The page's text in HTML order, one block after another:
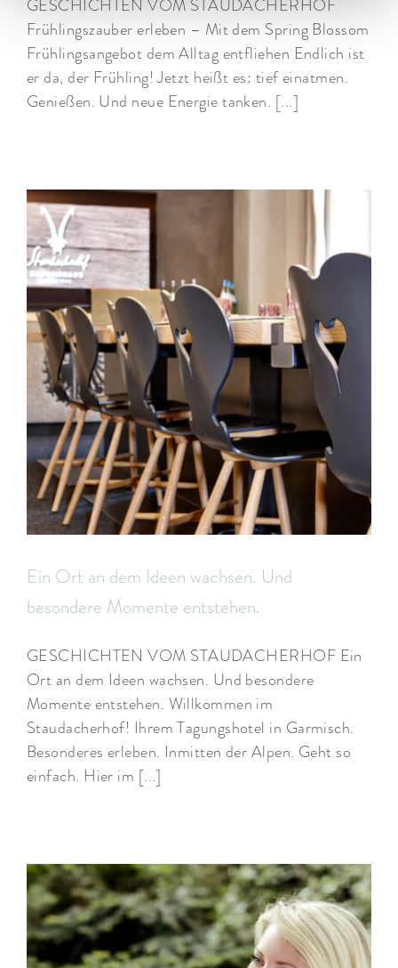
GESCHICHTEN VOM STAUDACHERHOF
Frühlingszauber erleben – Mit dem Spring Blossom
Frühlingsangebot dem Alltag entfliehen Endlich ist
er da, der Frühling! Jetzt heißt es: tief einatmen.
Genießen. Und neue Energie tanken. [...]
Ein Ort an dem Ideen wachsen. Und
besondere Momente entstehen.
GESCHICHTEN VOM STAUDACHERHOF Ein
Ort an dem Ideen wachsen. Und besondere
Momente entstehen. Willkommen im
Staudacherhof! Ihrem Tagungshotel in Garmisch.
Besonderes erleben. Inmitten der Alpen. Geht so
einfach. Hier im [...]